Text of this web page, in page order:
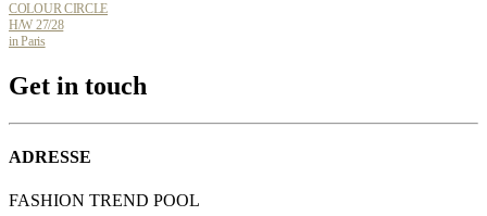
COLOUR CIRCLE
H/W 27/28
in Paris
Get in touch
ADRESSE
FASHION TREND POOL